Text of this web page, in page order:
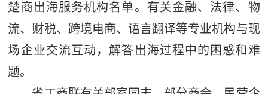
楚商出海服务机构名单。有关金融、法律、物
流、财税、跨境电商、语言翻译等专业机构与现
场企业交流互动，解答出海过程中的困惑和难
题。